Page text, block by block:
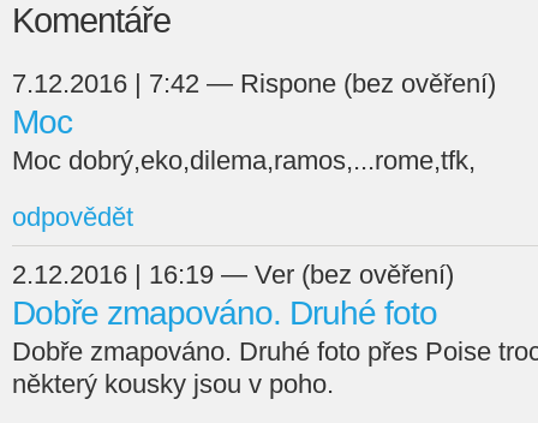
Komentáře
7.12.2016 | 7:42 — Rispone (bez ověření)
Moc
Moc dobrý,eko,dilema,ramos,...rome,tfk,
odpovědět
2.12.2016 | 16:19 — Ver (bez ověření)
Dobře zmapováno. Druhé foto
Dobře zmapováno. Druhé foto přes Poise
některý kousky jsou v poho.